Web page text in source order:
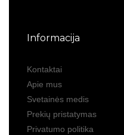
Informacija
Kontaktai
Apie mus
Svetainės medis
Prekių pristatymas
Privatumo politika